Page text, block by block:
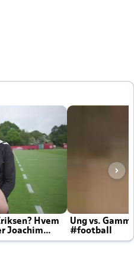
Hvem
Joachim
Ung vs.
#football